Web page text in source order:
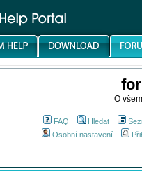
O
FAQ Hledat
Osobní nastavení